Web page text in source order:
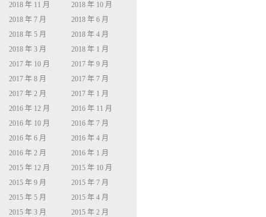
2018 年 11 月
2018 年 10 月
2018 年 7 月
2018 年 6 月
2018 年 5 月
2018 年 4 月
2018 年 3 月
2018 年 1 月
2017 年 10 月
2017 年 9 月
2017 年 8 月
2017 年 7 月
2017 年 2 月
2017 年 1 月
2016 年 12 月
2016 年 11 月
2016 年 10 月
2016 年 7 月
2016 年 6 月
2016 年 4 月
2016 年 2 月
2016 年 1 月
2015 年 12 月
2015 年 10 月
2015 年 9 月
2015 年 7 月
2015 年 5 月
2015 年 4 月
2015 年 3 月
2015 年 2 月